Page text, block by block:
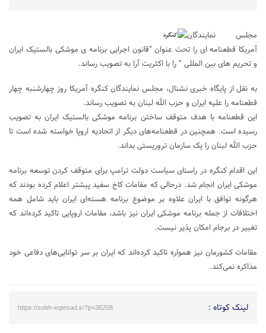
مجلس نمایندگان
آمریکا قطعنامه ای را تحت عنوان “قانون اجرایی برنامه ی موشکی بالستیک ایران
و تحریم های بین المللی ” را با اکثریت آرا به تصویب رساند.
به نقل از پایگاه خبری نشنال، مجلس نمایندگان کنگره آمریکا روز چهارشنبه چهار
قطعنامه را علیه ایران و حزب الله لبنان به تصویب رساند.
این قطعنامه با هدف متوقف ساختن برنامه موشکی بالستیک ایران به تصویب
رسیده است. همچنین در قطعنامه‌های دیگر از اتحادیه اروپا خواسته شده است تا
حزب الله لبنان را یک سازمان تروریستی بداند.
این اقدام کنگره در راستای سیاست دولت ترامپ برای متوقف کردن توسعه برنامه
موشکی ایران انجام شد. درحالی که مقامات کاخ سفید پیشتر اعلام کرده بودند که
هرگونه توافق با ایران علاوه بر موضوع برنامه هسته‌ای ایران باید شامل همه
اختلافات از جمله برنامه موشکی ایران نیز باشد، مقامات اروپایی تاکید کرده‌اند که
تغییر در برجام امکان پذیر نیست.
مقامات کشورمان نیز همواره تاکید کرده‌اند که ایران بر سر توانایی‌های دفاعی خود
مذاکره نمی‌کند.
لینک کوتاه : https://sobh-eqtesad.ir/?p=36208